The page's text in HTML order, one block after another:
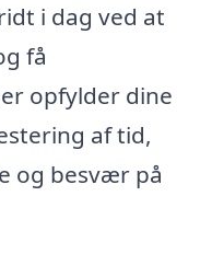
i dag ved at
få
opfylder dine
af tid,
og besvær på